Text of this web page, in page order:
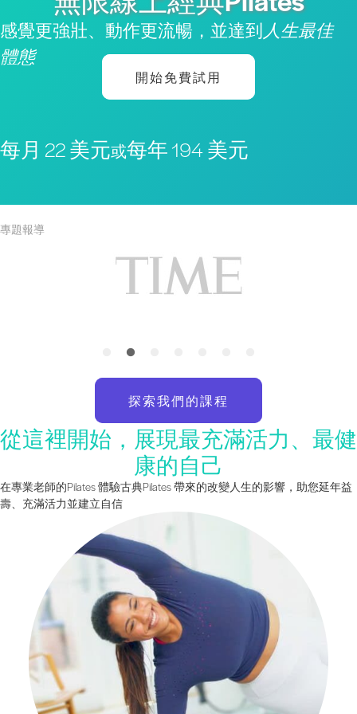
感覺更強壯、動作更流暢，並達到人生最佳
體態
開始免費試用
每月 22 美元或每年 194 美元
專題報導
探索我們的課程
從這裡開始，展現最充滿活力、最健
康的自己
在專業老師的Pilates 體驗古典Pilates 帶來的改變人生的影響，助您延年益
壽、充滿活力並建立自信